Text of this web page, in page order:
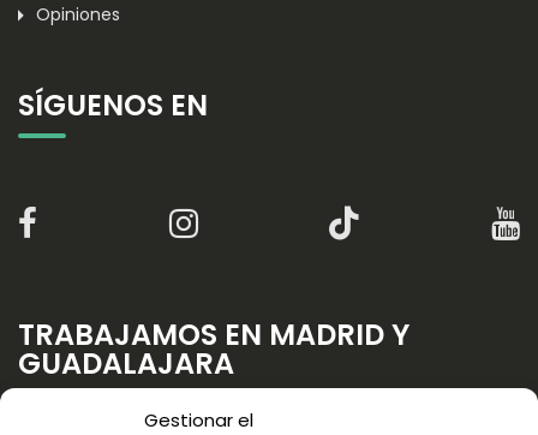
Gestionar el
Opiniones
SÍGUENOS EN
TRABAJAMOS EN MADRID Y
GUADALAJARA